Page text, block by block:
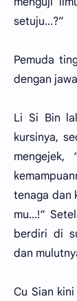
setuju...?”
Pemuda
dengan
Li Si Bin
kursinya,
mengejek,
tenaga dan
mu...!“
berdiri di
dan
Cu Sian